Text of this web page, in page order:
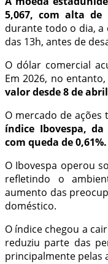
5,067, com alta de
durante todo o dia, a
das 13h, antes de
O dólar comercial
Em 2026, no
valor desde 8 de
O mercado de
índice Ibovespa,
com queda de 0,61%.
O Ibovespa operou
refletindo o
aumento das
doméstico.
O índice chegou a
reduziu parte das
principalmente pelas